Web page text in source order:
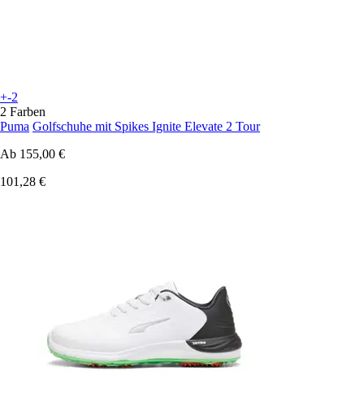
+-2
2 Farben
Puma Golfschuhe mit Spikes Ignite Elevate 2 Tour
Ab 155,00 €
101,28 €